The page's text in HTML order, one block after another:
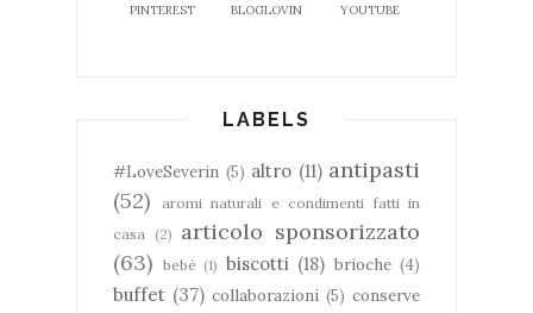
PINTEREST BLOGLOVIN YOUTUBE
LABELS
#LoveSeverin (5) altro (11) antipasti
(52)
aromi naturali e condimenti fatti in
casa
(2) articolo sponsorizzato
(63) bebè (1) biscotti (18) brioche (4)
buffet (37) collaborazioni (5) conserve